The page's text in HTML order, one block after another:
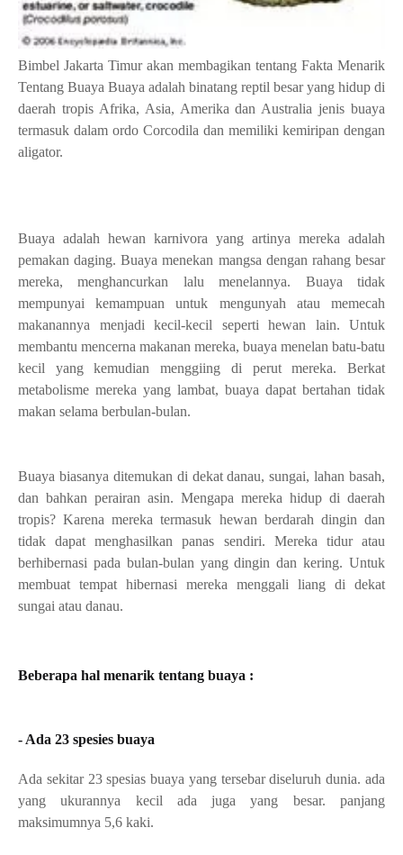
Bimbel Jakarta Timur akan membagikan tentang Fakta Menarik
Tentang Buaya Buaya adalah binatang reptil besar yang hidup di
daerah tropis Afrika, Asia, Amerika dan Australia jenis buaya
termasuk dalam ordo Corcodila dan memiliki kemiripan dengan
aligator.
Buaya adalah hewan karnivora yang artinya mereka adalah
pemakan daging. Buaya menekan mangsa dengan rahang besar
mereka, menghancurkan lalu menelannya. Buaya tidak
mempunyai kemampuan untuk mengunyah atau memecah
makanannya menjadi kecil-kecil seperti hewan lain. Untuk
membantu mencerna makanan mereka, buaya menelan batu-batu
kecil yang kemudian menggiing di perut mereka. Berkat
metabolisme mereka yang lambat, buaya dapat bertahan tidak
makan selama berbulan-bulan.
Buaya biasanya ditemukan di dekat danau, sungai, lahan basah,
dan bahkan perairan asin. Mengapa mereka hidup di daerah
tropis? Karena mereka termasuk hewan berdarah dingin dan
tidak dapat menghasilkan panas sendiri. Mereka tidur atau
berhibernasi pada bulan-bulan yang dingin dan kering. Untuk
membuat tempat hibernasi mereka menggali liang di dekat
sungai atau danau.
Beberapa hal menarik tentang buaya :
- Ada 23 spesies buaya
Ada sekitar 23 spesias buaya yang tersebar diseluruh dunia. ada
yang ukurannya kecil ada juga yang besar. panjang
maksimumnya 5,6 kaki.